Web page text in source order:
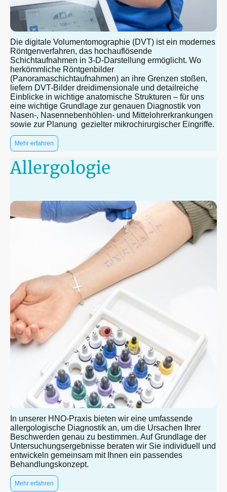
Die digitale Volumentomographie (DVT) ist ein modernes
Röntgenverfahren, das hochauflösende
Schichtaufnahmen in 3-D-Darstellung ermöglicht. Wo
herkömmliche Röntgenbilder
(Panoramaschichtaufnahmen) an ihre Grenzen stoßen,
liefern DVT-Bilder dreidimensionale und detailreiche
Einblicke in wichtige anatomische Strukturen – für uns
eine wichtige Grundlage zur genauen Diagnostik von
Nasen-, Nasennebenhöhlen- und Mittelohrerkrankungen
sowie zur Planung gezielter mikrochirurgischer Eingriffe.
Mehr erfahren
Allergologie
In unserer HNO-Praxis bieten wir eine umfassende
allergologische Diagnostik an, um die Ursachen Ihrer
Beschwerden genau zu bestimmen. Auf Grundlage der
Untersuchungsergebnisse beraten wir Sie individuell und
entwickeln gemeinsam mit Ihnen ein passendes
Behandlungskonzept.
Mehr erfahren